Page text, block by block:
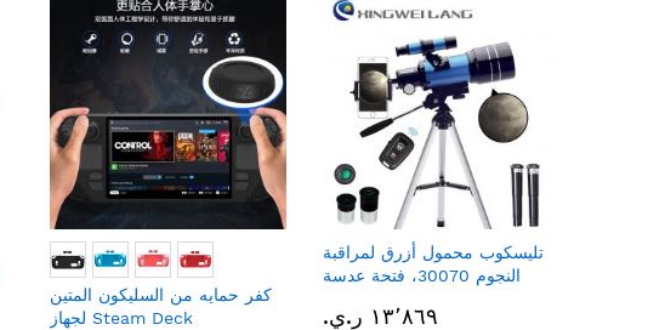
كفر حمايه من السليكون المتين
لجهاز Steam Deck
تليسكوب محمول أزرق لمراقبة
النجوم 30070، فتحة عدسة
١٣٬٨٦٩ ر.ي.‏